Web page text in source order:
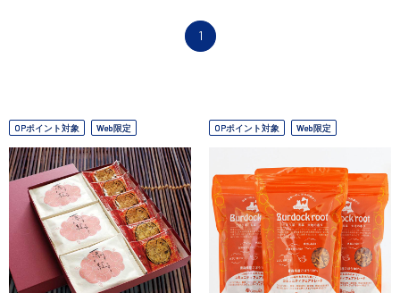
1
OPポイント対象 Web限定 OPポイント対象 Web限定